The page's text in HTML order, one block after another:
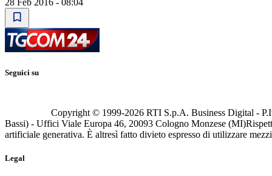
Seguici su
Copyright © 1999-2026 RTI S.p.A. Business Digital -
Bassi) - Uffici Viale Europa 46, 20093 Cologno Monzese (MI)
artificiale generativa. È altresì fatto divieto espresso di utilizzare
Legal